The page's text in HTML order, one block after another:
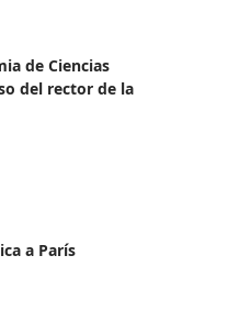
de Ciencias
del rector de la
a París